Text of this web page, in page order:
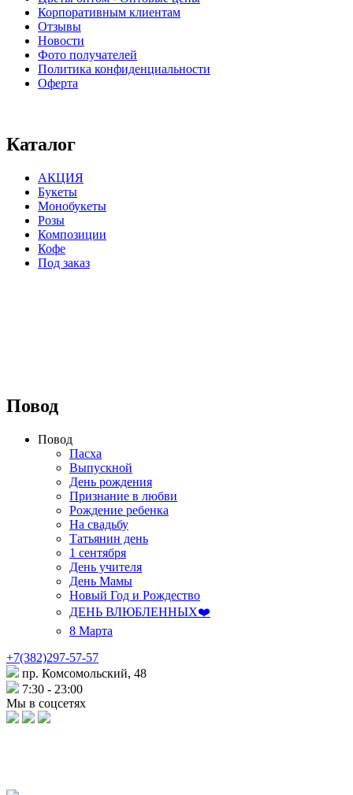
Корпоративным клиентам
Отзывы
Новости
Фото получателей
Политика конфиденциальности
Оферта
Каталог
АКЦИЯ
Букеты
Монобукеты
Розы
Композиции
Кофе
Под заказ
Повод
Повод
Пасха
Выпускной
День рождения
Признание в любви
Рождение ребенка
На свадьбу
Татьянин день
1 сентября
День учителя
День Мамы
Новый Год и Рождество
ДЕНЬ ВЛЮБЛЕННЫХ❤️
8 Марта
+7(382)297-57-57
пр. Комсомольский, 48
7:30 - 23:00
Мы в соцсетях